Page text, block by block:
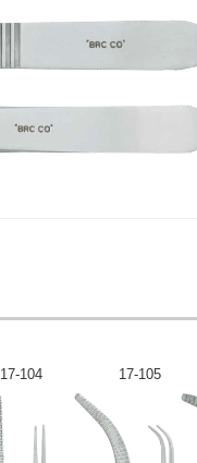
17-104 17-105